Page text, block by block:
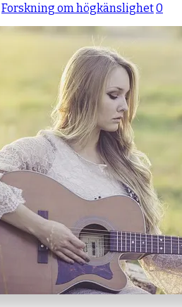
Forskning om högkänslighet0